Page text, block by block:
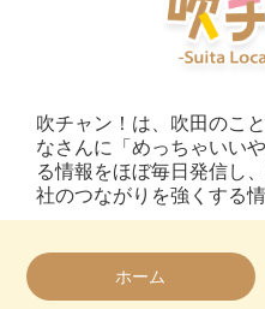
吹チャン！は、吹田のこ
なさんに「めっちゃいい
る情報をほぼ毎日発信し
社のつながりを強くする
ホーム